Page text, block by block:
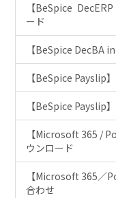
【BeSpice
ード
【BeSpice DecBA
【BeSpice Payslip
【BeSpice Payslip
【Microsoft 365 /
ウンロード
【Microsoft 365／
合わせ